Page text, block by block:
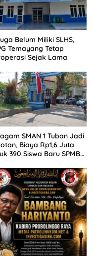
Belum Miliki SLHS,
Temayang Tetap
Sejak Lama
SMAN 1 Tuban Jadi
Biaya Rp1,6 Juta
390 Siswa Baru SPMB